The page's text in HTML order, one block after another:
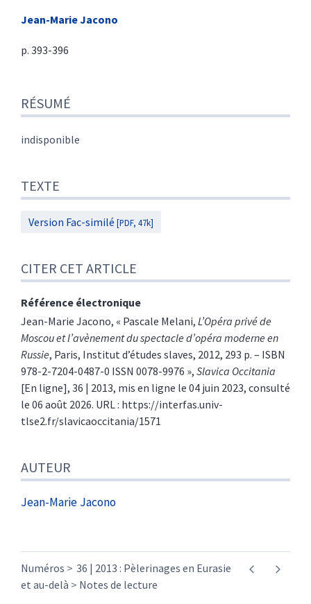
Jean-MarieJacono
p. 393-396
Texte
Citer cet article
Auteur
RÉSUMÉ
indisponible
TEXTE
Version Fac-similé [PDF, 47k]
CITER CET ARTICLE
Référence électronique
Jean-Marie Jacono, « Pascale Melani, L’Opéra privé de
Moscou et l’avènement du spectacle d’opéra moderne en
Russie, Paris, Institut d’études slaves, 2012, 293 p. – ISBN
978-2-7204-0487-0 ISSN 0078-9976 », Slavica Occitania
[En ligne], 36 | 2013, mis en ligne le 04 juin 2023, consulté
le 06 août 2026. URL : https://interfas.univ-
tlse2.fr/slavicaoccitania/1571
AUTEUR
Jean-Marie Jacono
Numéros
36 | 2013 : Pèlerinages en Eurasie
et au-delà
Notes de lecture